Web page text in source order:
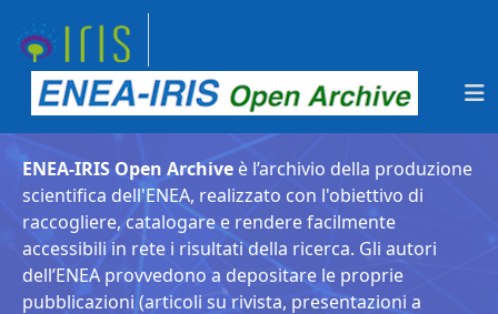
ENEA-IRIS Open Archive è l’archivio della produzione
scientifica dell'ENEA, realizzato con l'obiettivo di
raccogliere, catalogare e rendere facilmente
accessibili in rete i risultati della ricerca. Gli autori
dell’ENEA provvedono a depositare le proprie
pubblicazioni (articoli su rivista, presentazioni a